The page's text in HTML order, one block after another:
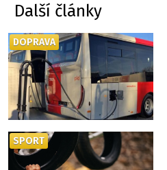
Další články
DOPRAVA
SPORT